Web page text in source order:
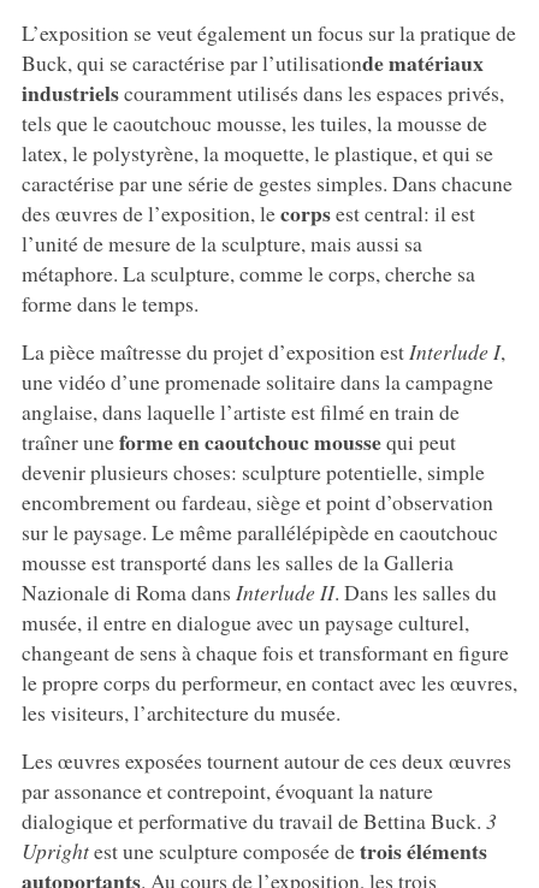
L’exposition se veut également un focus sur la pratique de
Buck, qui se caractérise par l’utilisationde matériaux
industrielscouramment utilisés dans les espaces privés,
tels que le caoutchouc mousse, les tuiles, la mousse de
latex, le polystyrène, la moquette, le plastique, et qui se
caractérise par une série de gestes simples. Dans chacune
des œuvres de l’exposition, lecorpsest central: il est
l’unité de mesure de la sculpture, mais aussi sa
métaphore. La sculpture, comme le corps, cherche sa
forme dans le temps.
La pièce maîtresse du projet d’exposition est Interlude I,
une vidéo d’une promenade solitaire dans la campagne
anglaise, dans laquelle l’artiste est filmé en train de
traîner uneforme en caoutchouc moussequi peut
devenir plusieurs choses: sculpture potentielle, simple
encombrement ou fardeau, siège et point d’observation
sur le paysage. Le même parallélépipède en caoutchouc
mousse est transporté dans les salles de la Galleria
Nazionale di Roma dans Interlude II. Dans les salles du
musée, il entre en dialogue avec un paysage culturel,
changeant de sens à chaque fois et transformant en figure
le propre corps du performeur, en contact avec les œuvres,
les visiteurs, l’architecture du musée.
Les œuvres exposées tournent autour de ces deux œuvres
par assonance et contrepoint, évoquant la nature
dialogique et performative du travail de Bettina Buck. 3
Uprightest une sculpture composée detrois éléments
autoportants. Au cours de l’exposition, les trois